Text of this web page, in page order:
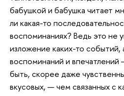
бабушкой и бабушка читает
ли какая-то
воспоминаниях? Ведь это не
изложение каких-то событий,
воспоминаний и
быть, скорее даже
вкусовых, — чем связанных с